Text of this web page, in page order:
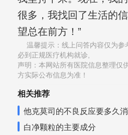
很多，我找回了生活的
望总在前方！”
温馨提示：线上问答内容仅为参
必到正规医疗机构就诊,
声明：本网站所有医院信息整理仅
方实际公布信息为准！
相关推荐
他克莫司的不良反应要多久
白净颗粒的主要成分